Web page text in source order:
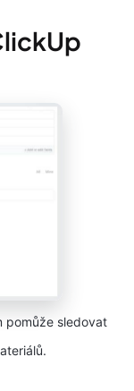
pomůže sledovat